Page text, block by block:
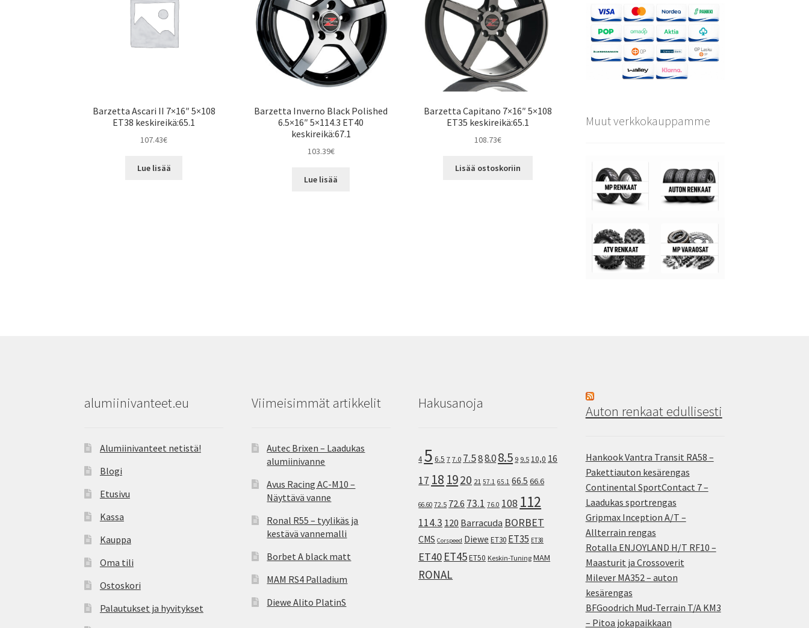
Barzetta Ascari II 7×16″ 5×108
ET38 keskireikä:65.1
107.43€
Lue lisää
Barzetta Inverno Black Polished
6.5×16″ 5×114.3 ET40
keskireikä:67.1
103.39€
Lue lisää
Barzetta Capitano 7×16″ 5×108
ET35 keskireikä:65.1
108.73€
Lisää ostoskoriin
Muut verkkokauppamme
alumiinivanteet.eu
Alumiinivanteet netistä!
Blogi
Etusivu
Kassa
Kauppa
Oma tili
Ostoskori
Palautukset ja hyvitykset
Viimeisimmät artikkelit
Autec Brixen – Laadukas
alumiinivanne
Avus Racing AC-M10 –
Näyttävä vanne
Ronal R55 – tyylikäs ja
kestävä vannemalli
Borbet A black matt
MAM RS4 Palladium
Diewe Alito PlatinS
Hakusanoja
4 5 6.5 7 7.0 7.588.08.5 9 9.5 10,0 16
17 18 1920 21 57.1 65.1 66.5 66.6
66.60 72.5 72.6 73.1 76.0 108 112
114.3 120 Barracuda BORBET
CMS Corspeed Diewe ET30 ET35 ET38
ET40 ET45ET50 Keskin-Tuning MAM
RONAL
Auton renkaat edullisesti
Hankook Vantra Transit RA58 –
Pakettiauton kesärengas
Continental SportContact 7 –
Laadukas sportrengas
Gripmax Inception A/T –
Allterrain rengas
Rotalla ENJOYLAND H/T RF10 –
Maasturit ja Crossoverit
Milever MA352 – auton
kesärengas
BFGoodrich Mud-Terrain T/A KM3
– Pitoa jokapaikkaan